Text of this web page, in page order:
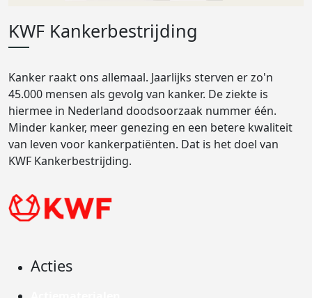
KWF Kankerbestrijding
Kanker raakt ons allemaal. Jaarlijks sterven er zo'n
45.000 mensen als gevolg van kanker. De ziekte is
hiermee in Nederland doodsoorzaak nummer één.
Minder kanker, meer genezing en een betere kwaliteit
van leven voor kankerpatiënten. Dat is het doel van
KWF Kankerbestrijding.
Acties